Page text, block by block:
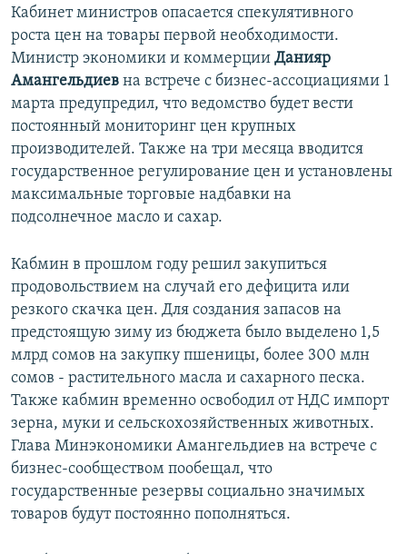
Кабинет министров опасается спекулятивного
роста цен на товары первой необходимости.
Министр экономики и коммерции Данияр
Амангельдиев на встрече с бизнес-ассоциациями 1
марта предупредил, что ведомство будет вести
постоянный мониторинг цен крупных
производителей. Также на три месяца вводится
государственное регулирование цен и установлены
максимальные торговые надбавки на
подсолнечное масло и сахар.
Кабмин в прошлом году решил закупиться
продовольствием на случай его дефицита или
резкого скачка цен. Для создания запасов на
предстоящую зиму из бюджета было выделено 1,5
млрд сомов на закупку пшеницы, более 300 млн
сомов - растительного масла и сахарного песка.
Также кабмин временно освободил от НДС импорт
зерна, муки и сельскохозяйственных животных.
Глава Минэкономики Амангельдиев на встрече с
бизнес-сообществом пообещал, что
государственные резервы социально значимых
товаров будут постоянно пополняться.